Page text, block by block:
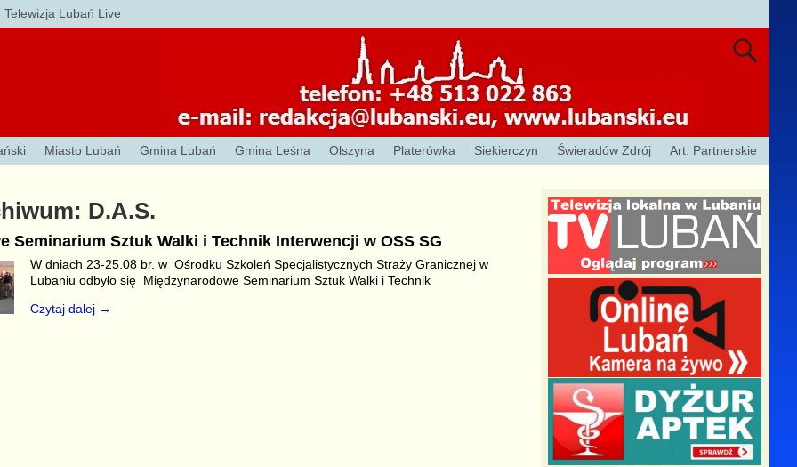
Telewizja Lubań Live
Miasto Lubań Gmina Lubań Gmina Leśna Olszyna Platerówka Siekierczyn Świeradów Zdrój
Art. Partnerskie
D.A.S.
Seminarium Sztuk Walki i Technik Interwencji w OSS SG
W dniach 23-25.08 br. w Ośrodku Szkoleń Specjalistycznych Straży Granicznej w
Lubaniu odbyło się Międzynarodowe Seminarium Sztuk Walki i Technik
Czytaj dalej →